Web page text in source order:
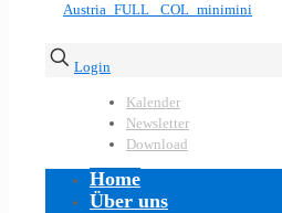
Login
Kalender
Newsletter
Download
Home
Über uns